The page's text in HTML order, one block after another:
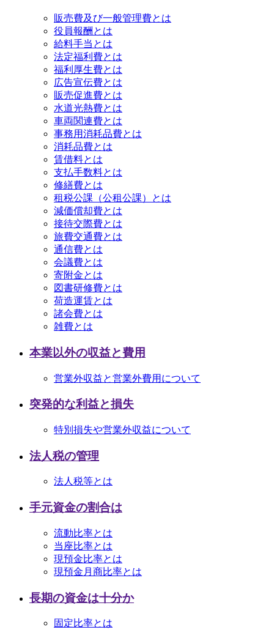
販売費及び一般管理費とは
役員報酬とは
給料手当とは
法定福利費とは
福利厚生費とは
広告宣伝費とは
販売促進費とは
水道光熱費とは
車両関連費とは
事務用消耗品費とは
消耗品費とは
賃借料とは
支払手数料とは
修繕費とは
租税公課（公租公課）とは
減価償却費とは
接待交際費とは
旅費交通費とは
通信費とは
会議費とは
寄附金とは
図書研修費とは
荷造運賃とは
諸会費とは
雑費とは
本業以外の収益と費用
営業外収益と営業外費用について
突発的な利益と損失
特別損失や営業外収益について
法人税の管理
法人税等とは
手元資金の割合は
流動比率とは
当座比率とは
現預金比率とは
現預金月商比率とは
長期の資金は十分か
固定比率とは